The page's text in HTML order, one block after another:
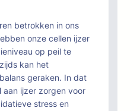
betrokken in ons
onze cellen ijzer
op peil te
kan het
geraken. In dat
aan ijzer zorgen voor
stress en